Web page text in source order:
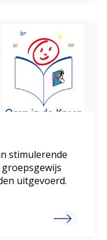
stimulerende
uitgevoerd.